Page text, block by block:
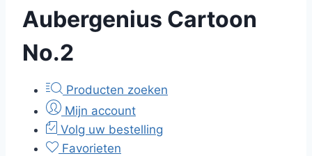
Aubergenius Cartoon
No.2
Producten zoeken
Mijn account
Volg uw bestelling
Favorieten